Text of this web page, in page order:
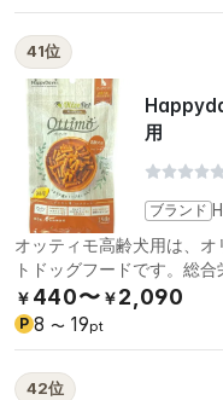
41位
用
ブランド
オッティモ高齢犬用は、
トドッグフードです。総合
￥ 440〜 ￥2,090
P 8 〜 19pt
42位